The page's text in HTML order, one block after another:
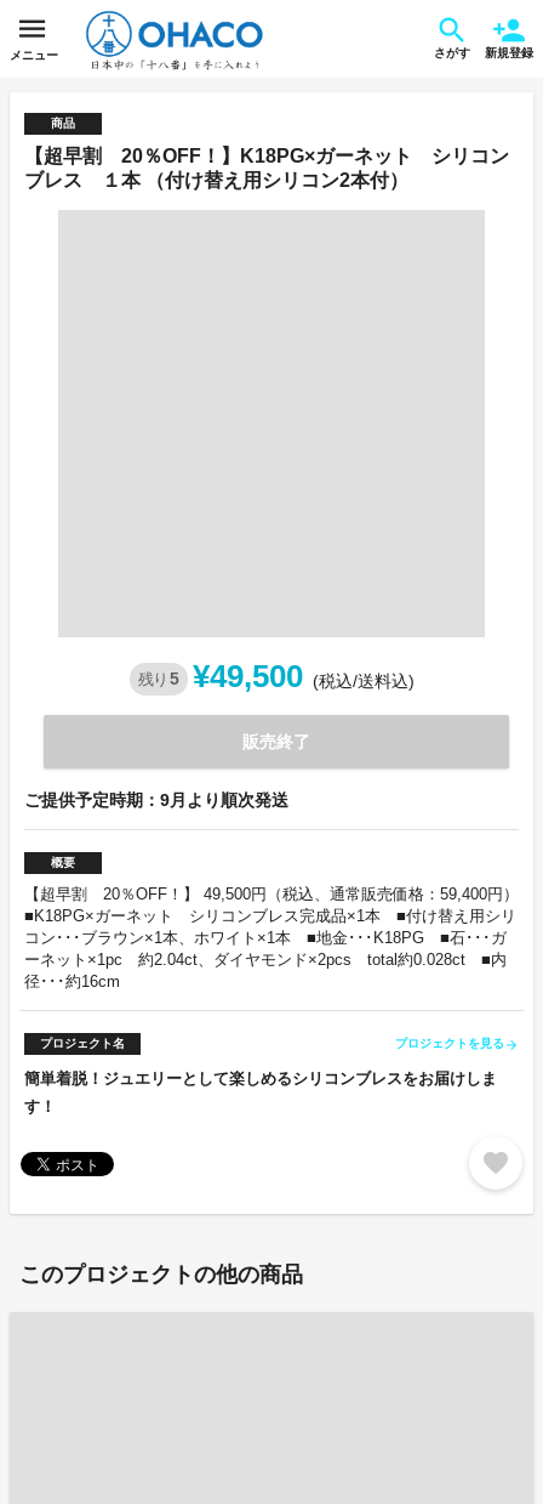
メニュー さがす 新規登録
商品
【超早割 20％OFF！】K18PG×ガーネット シリコン
ブレス １本 （付け替え用シリコン2本付）
残り 5 ¥49,500 (税込/送料込)
販売終了
ご提供予定時期：9月より順次発送
概要
【超早割 20％OFF！】 49,500円（税込、通常販売価格：59,400円）
■K18PG×ガーネット シリコンブレス完成品×1本 ■付け替え用シリ
コン･･･ブラウン×1本、ホワイト×1本 ■地金･･･K18PG ■石･･･ガ
ーネット×1pc 約2.04ct、ダイヤモンド×2pcs total約0.028ct ■内
径･･･約16cm
プロジェクト名 プロジェクトを見る arrow_forward
簡単着脱！ジュエリーとして楽しめるシリコンブレスをお届けしま
す！
favorite
このプロジェクトの他の商品